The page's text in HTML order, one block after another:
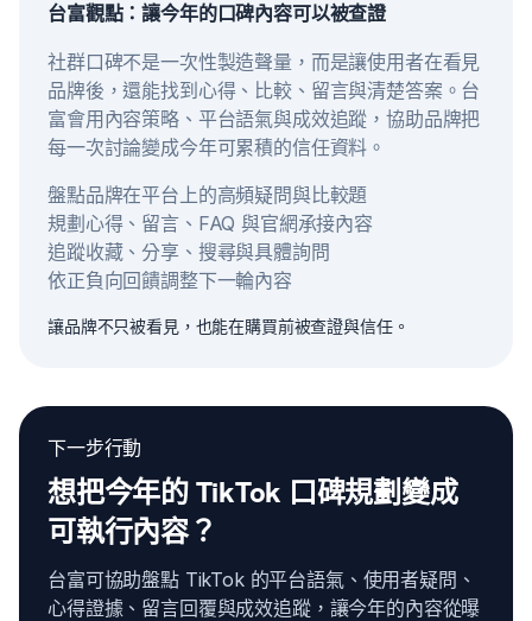
台富觀點：讓今年的口碑內容可以被查證
社群口碑不是一次性製造聲量，而是讓使用者在看見
品牌後，還能找到心得、比較、留言與清楚答案。台
富會用內容策略、平台語氣與成效追蹤，協助品牌把
每一次討論變成今年可累積的信任資料。
盤點品牌在平台上的高頻疑問與比較題
規劃心得、留言、FAQ 與官網承接內容
追蹤收藏、分享、搜尋與具體詢問
依正負向回饋調整下一輪內容
讓品牌不只被看見，也能在購買前被查證與信任。
下一步行動
想把今年的 TikTok 口碑規劃變成
可執行內容？
台富可協助盤點 TikTok 的平台語氣、使用者疑問、
心得證據、留言回覆與成效追蹤，讓今年的內容從曝